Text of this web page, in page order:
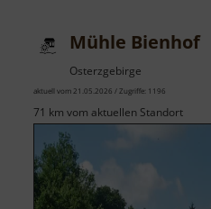
Mühle Bienhof
Osterzgebirge
aktuell vom 21.05.2026 / Zugriffe: 1196
71 km vom aktuellen Standort